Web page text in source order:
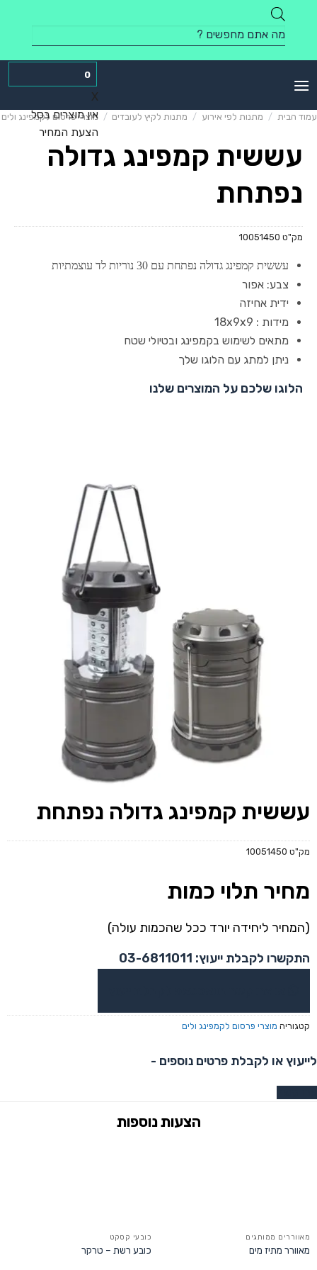
content
Products
search
0
X
אין מוצרים בסל
הצעת המחיר
עמוד הבית / מתנות לפי אירוע / מתנות לקיץ לעובדים / מוצרי פרסום לקמפינג ולים
עששית קמפינג גדולה
נפתחת
מק"ט 10051450
עששית קמפינג גדולה נפתחת עם 30 נוריות לד עוצמתיות
צבע: אפור
ידית אחיזה
מידות : 18x9x9
מתאים לשימוש בקמפינג ובטיולי שטח
ניתן למתג עם הלוגו שלך
הלוגו שלכם על המוצרים שלנו
עששית קמפינג גדולה נפתחת
מק"ט 10051450
מחיר תלוי כמות
(המחיר ליחידה יורד ככל שהכמות עולה)
התקשרו לקבלת ייעוץ: 03-6811011
קטגוריה מוצרי פרסום לקמפינג ולים
לייעוץ או לקבלת פרטים נוספים -
מאווררים ממותגים
מאוורר מתיז מים
כובעי קסקט
כובע רשת – טרקר